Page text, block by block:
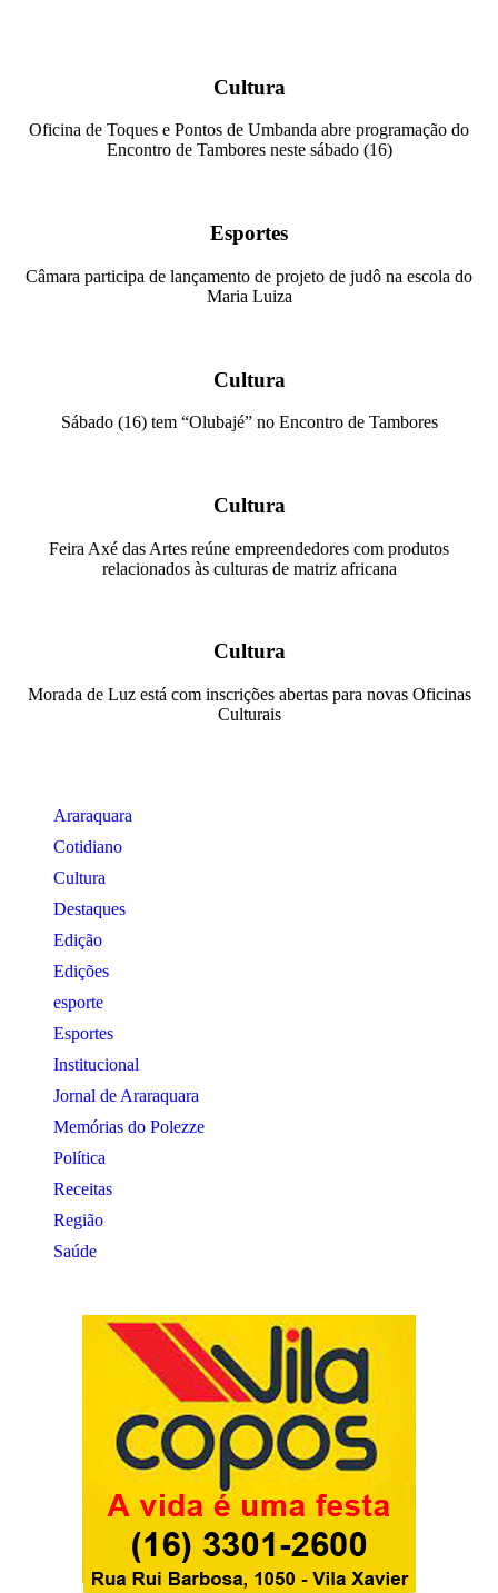
Cultura
Oficina de Toques e Pontos de Umbanda abre programação do
Encontro de Tambores neste sábado (16)
Esportes
Câmara participa de lançamento de projeto de judô na escola do
Maria Luiza
Cultura
Sábado (16) tem “Olubajé” no Encontro de Tambores
Cultura
Feira Axé das Artes reúne empreendedores com produtos
relacionados às culturas de matriz africana
Cultura
Morada de Luz está com inscrições abertas para novas Oficinas
Culturais
Araraquara
Cotidiano
Cultura
Destaques
Edição
Edições
esporte
Esportes
Institucional
Jornal de Araraquara
Memórias do Polezze
Política
Receitas
Região
Saúde